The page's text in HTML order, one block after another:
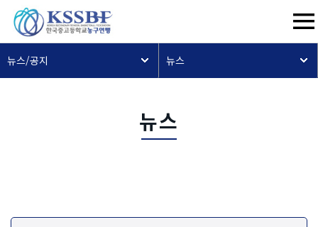
뉴스/공지 뉴스
뉴스